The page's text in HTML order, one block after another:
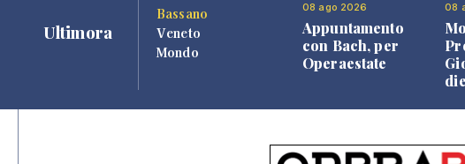
Ultimora
Bassano
Veneto
Mondo
08 ago 2026
Appuntamento
con Bach, per
Operaestate
08